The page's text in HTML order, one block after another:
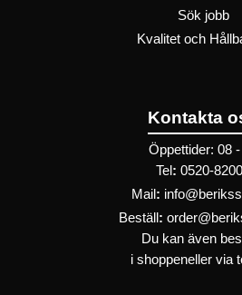
Sök jobb
Kvalitet och
Kontakta
Öppettider: 08
Tel : 0520-
Mail :
Beställ :
Du kan även
i shoppeneller via